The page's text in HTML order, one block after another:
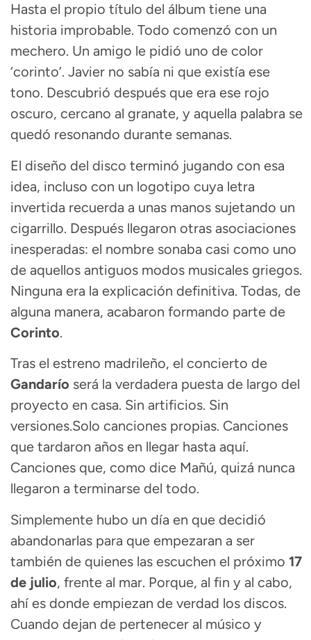
Hasta el propio título del álbum tiene una
historia improbable. Todo comenzó con un
mechero. Un amigo le pidió uno de color
‘corinto’. Javier no sabía ni que existía ese
tono. Descubrió después que era ese rojo
oscuro, cercano al granate, y aquella palabra se
quedó resonando durante semanas.
El diseño del disco terminó jugando con esa
idea, incluso con un logotipo cuya letra
invertida recuerda a unas manos sujetando un
cigarrillo. Después llegaron otras asociaciones
inesperadas: el nombre sonaba casi como uno
de aquellos antiguos modos musicales griegos.
Ninguna era la explicación definitiva. Todas, de
alguna manera, acabaron formando parte de
Corinto.
Tras el estreno madrileño, el concierto de
Gandarío será la verdadera puesta de largo del
proyecto en casa. Sin artificios. Sin
versiones.Solo canciones propias. Canciones
que tardaron años en llegar hasta aquí.
Canciones que, como dice Mañú, quizá nunca
llegaron a terminarse del todo.
Simplemente hubo un día en que decidió
abandonarlas para que empezaran a ser
también de quienes las escuchen el próximo 17
de julio, frente al mar. Porque, al fin y al cabo,
ahí es donde empiezan de verdad los discos.
Cuando dejan de pertenecer al músico y